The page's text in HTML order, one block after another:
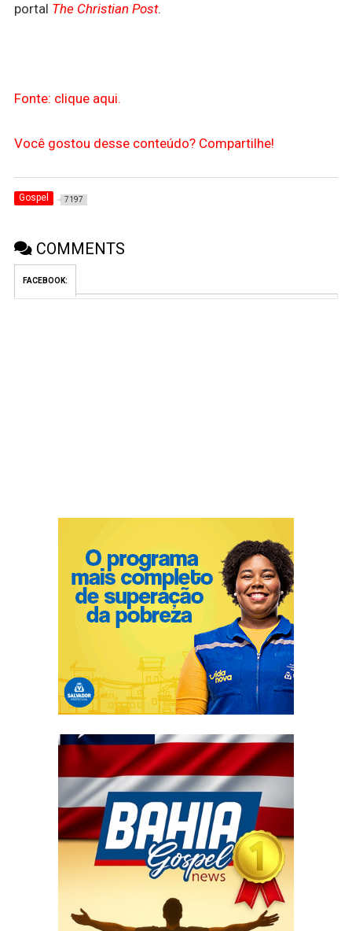
portal The Christian Post.
Fonte: clique aqui.
Você gostou desse conteúdo? Compartilhe!
Gospel 7197
COMMENTS
FACEBOOK: